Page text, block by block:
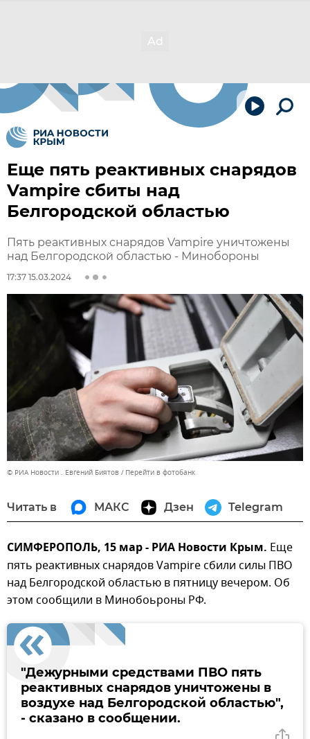
Еще пять реактивных снарядов
Vampire сбиты над
Белгородской областью
Пять реактивных снарядов Vampire уничтожены
над Белгородской областью - Минобороны
17:37 15.03.2024
© РИА Новости . Евгений Биятов Перейти в фотобанк
Читать в МАКС Дзен Telegram
СИМФЕРОПОЛЬ, 15 мар - РИА Новости Крым. Еще
пять реактивных снарядов Vampire сбили силы ПВО
над Белгородской областью в пятницу вечером. Об
этом сообщили в Минобоьроны РФ.
"Дежурными средствами ПВО пять
реактивных снарядов уничтожены в
воздухе над Белгородской областью",
- сказано в сообщении.